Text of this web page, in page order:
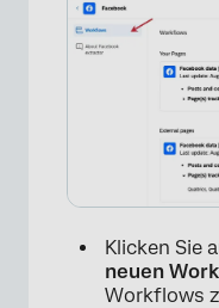
Klicken Sie
neuen
Workflows